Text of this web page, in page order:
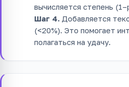
вычисляется степень
Шаг 4. Добавляется
(<20%). Это помогает
полагаться на удачу.